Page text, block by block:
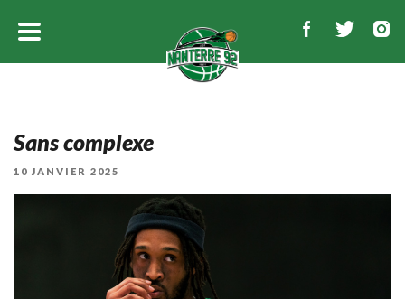
Sans complexe
PUBLIÉ
10 JANVIER 2025